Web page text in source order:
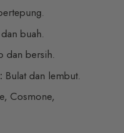
buah.
dan bersih.
Bulat dan lembut.
Cosmone,